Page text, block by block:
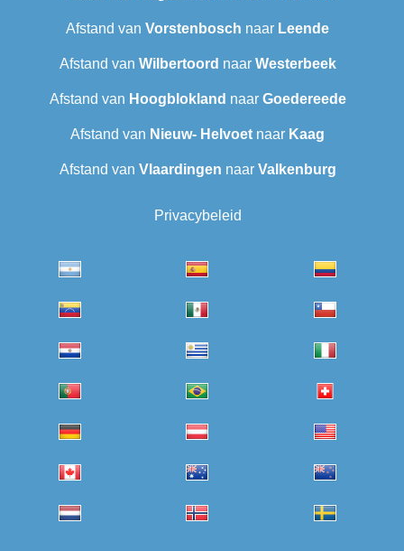
Afstand van Vorstenbosch naar Leende
Afstand van Wilbertoord naar Westerbeek
Afstand van Hoogblokland naar Goedereede
Afstand van Nieuw- Helvoet naar Kaag
Afstand van Vlaardingen naar Valkenburg
Privacybeleid